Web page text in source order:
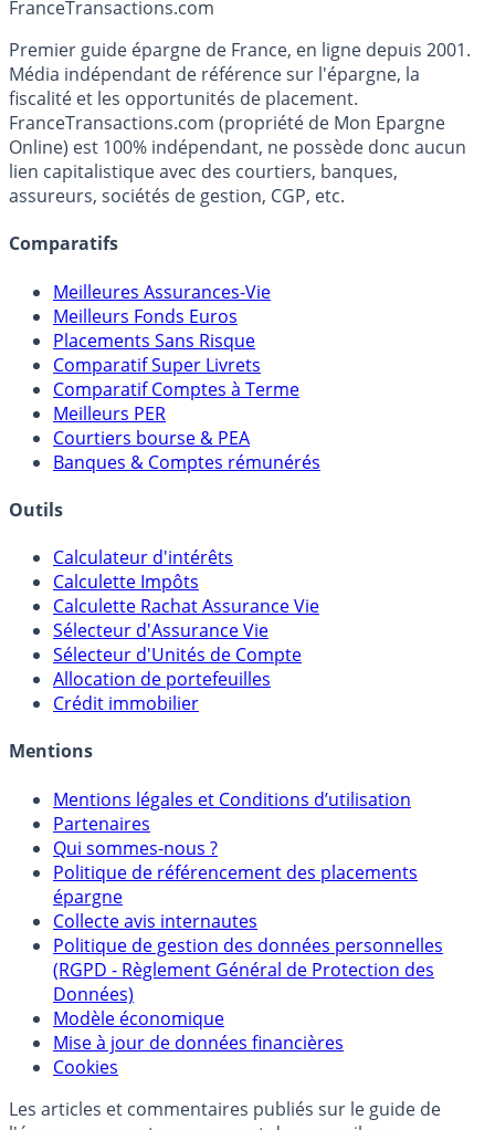
FranceTransactions.com
Premier guide épargne de France, en ligne depuis 2001.
Média indépendant de référence sur l'épargne, la
fiscalité et les opportunités de placement.
FranceTransactions.com (propriété de Mon Epargne
Online) est 100% indépendant, ne possède donc aucun
assureurs, sociétés de gestion, CGP, etc.
Comparatifs
Meilleures Assurances-Vie
Meilleurs Fonds Euros
Placements Sans Risque
Comparatif Super Livrets
Comparatif Comptes à Terme
Meilleurs PER
Courtiers bourse & PEA
Banques & Comptes rémunérés
Outils
Calculateur d'intérêts
Calculette Impôts
Calculette Rachat Assurance Vie
Sélecteur d'Assurance Vie
Sélecteur d'Unités de Compte
Crédit immobilier
Mentions
Mentions légales et Conditions d’utilisation
Partenaires
Qui sommes-nous ?
Politique de référencement des placements
épargne
Collecte avis internautes
Politique de gestion des données personnelles
(RGPD - Règlement Général de Protection des
Données)
Modèle économique
Cookies